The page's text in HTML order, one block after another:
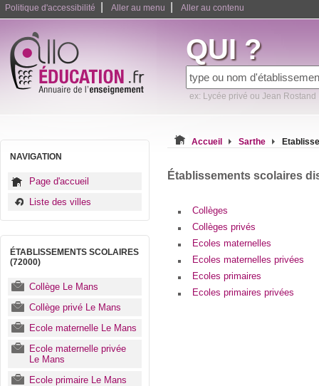
Politique d'accessibilité Aller au menu Aller au contenu
QUI ?
ex: Lycée privé ou Jean Rostand
NAVIGATION
Page d'accueil
Liste des villes
ÉTABLISSEMENTS SCOLAIRES
(72000)
Collège Le Mans
Collège privé Le Mans
Ecole maternelle Le Mans
Ecole maternelle privée
Le Mans
Ecole primaire Le Mans
Accueil Sarthe
Établissements scolaires
Collèges
Collèges privés
Ecoles maternelles
Ecoles maternelles privées
Ecoles primaires
Ecoles primaires privées